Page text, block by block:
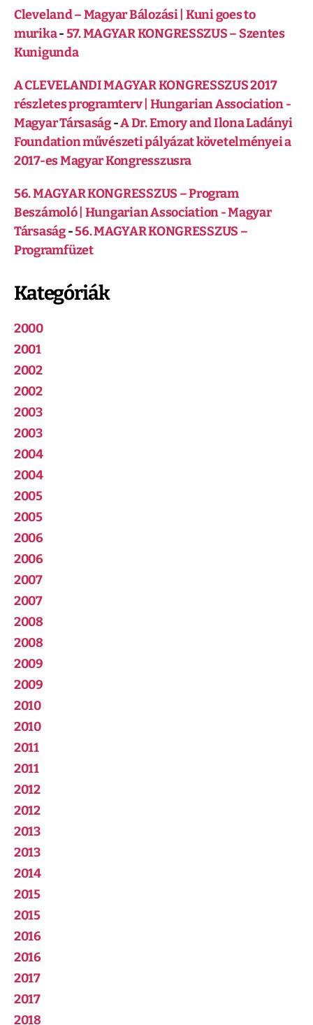
Cleveland – Magyar Bálozási | Kuni goes to
murika-57. MAGYAR KONGRESSZUS – Szentes
Kunigunda
A CLEVELANDI MAGYAR KONGRESSZUS 2017
részletes programterv | Hungarian Association -
Magyar Társaság-A Dr. Emory and Ilona Ladányi
Foundation művészeti pályázat követelményei a
2017-es Magyar Kongresszusra
56. MAGYAR KONGRESSZUS – Program
Beszámoló | Hungarian Association - Magyar
Társaság-56. MAGYAR KONGRESSZUS –
Programfüzet
Kategóriák
2000
2001
2002
2002
2003
2003
2004
2004
2005
2005
2006
2006
2007
2007
2008
2008
2009
2009
2010
2010
2011
2011
2012
2012
2013
2013
2014
2015
2015
2016
2016
2017
2017
2018